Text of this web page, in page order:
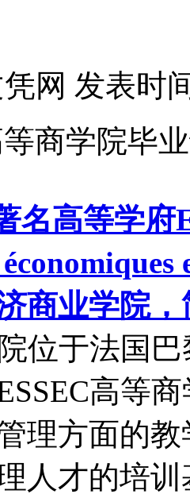
网 发表时
等商学院毕
名高等学府
商业学院
位于法国
高等
理方面的
人才的培